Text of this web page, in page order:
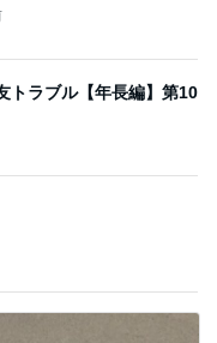
トラブル【年長編】第10